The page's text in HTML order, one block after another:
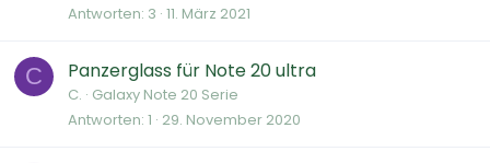
Antworten 3 11. März 2021
C Panzerglass für Note 20 ultra
C. Galaxy Note 20 Serie
Antworten 1 29. November 2020